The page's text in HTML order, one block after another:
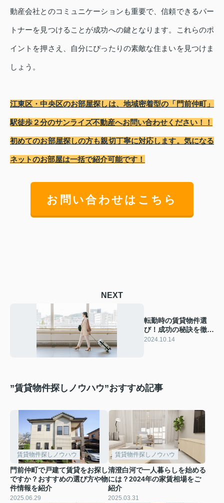
動産会社とのコミュニケーションも重要で、信頼できるパー
トナーを見つけることが成功への鍵となります。これらのポ
イントを押さえ、自分にぴったりの素敵な住まいを見つけま
しょう。
江東区・中央区のお部屋探しは、地域密着型の「門前仲町」
駅徒歩２分のサンライズ不動産へお問い合わせください！！
初めてのお部屋探しの方も親切丁寧に対応します。気になる
ネットのお部屋は一括で紹介可能です！
お問い合わせはこちら
NEXT
転勤時の賃貸物件選
び！成功の秘訣を徹底
解説します
2024.10.14
”賃貸物件探しノウハウ”おすすめ記事
賃貸物件探しノウハウ
門前仲町で戸建て賃貸をお探し
ですか？おすすめの選び方や物
件情報を紹介
2025.06.29
賃貸物件探しノウハウ
清澄白河で一人暮らしを始める
には？2024年の家賃相場をご
紹介
2025.03.31